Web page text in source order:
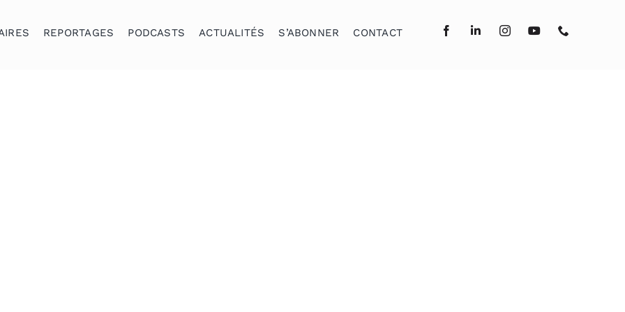
REPORTAGES PODCASTS ACTUALITÉS S’ABONNER CONTACT